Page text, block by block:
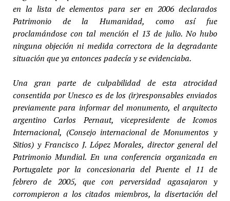
en la lista de elementos para ser en 2006 declarados
Patrimonio de la Humanidad, como así fue
proclamándose con tal mención el 13 de julio. No hubo
ninguna objeción ni medida correctora de la degradante
situación que ya entonces padecía y se evidenciaba.
Una gran parte de culpabilidad de esta atrocidad
consentida por Unesco es de los (ir)responsables enviados
previamente para informar del monumento, el arquitecto
argentino Carlos Pernaut, vicepresidente de Icomos
Internacional, (Consejo internacional de Monumentos y
Sitios) y Francisco J. López Morales, director general del
Patrimonio Mundial. En una conferencia organizada en
Portugalete por la concesionaria del Puente el 11 de
febrero de 2005, que con perversidad agasajaron y
corrompieron a los citados miembros, la disertación del